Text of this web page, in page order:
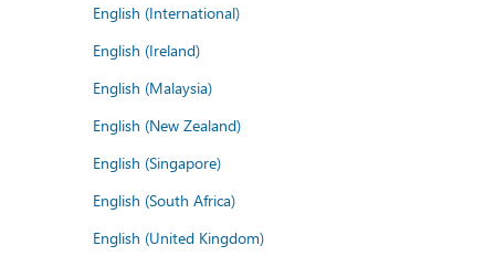
English (International)
English (Ireland)
English (Malaysia)
English (New Zealand)
English (Singapore)
English (South Africa)
English (United Kingdom)